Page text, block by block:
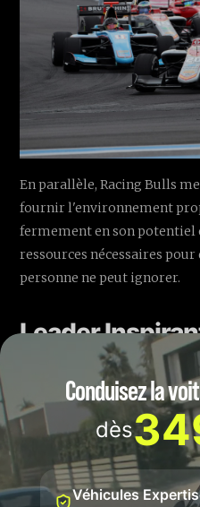
En parallèle, Racing Bulls
fournir l'environnement
fermement en son potentiel
ressources nécessaires
personne ne peut ignorer.
Leader
Le retour de Tsunoda sur la
attitude exemplaire qui
premiers essais, il s'est
technique d'une précision
jouer un rôle de leader et à
démontre son véritable
Conduisez la
dès
Véhicules